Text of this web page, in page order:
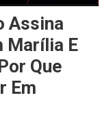
Assina
Marília E
Que
Em